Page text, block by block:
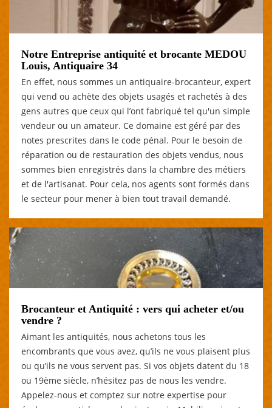
Notre Entreprise antiquité et brocante MEDOU
Louis, Antiquaire 34
En effet, nous sommes un antiquaire-brocanteur, expert
qui vend ou achète des objets usagés et rachetés à des
gens autres que ceux qui l’ont fabriqué tel qu'un simple
vendeur ou un amateur. Ce domaine est géré par des
notes prescrites dans le code pénal. Pour le besoin de
réparation ou de restauration des objets vendus, nous
sommes bien enregistrés dans la chambre des métiers
et de l'artisanat. Pour cela, nos agents sont formés dans
le secteur pour mener à bien tout travail demandé.
Brocanteur et Antiquité : vers qui acheter et/ou
vendre ?
Aimant les antiquités, nous achetons tous les
encombrants que vous avez, qu’ils ne vous plaisent plus
ou qu’ils ne vous servent pas. Si vos objets datent du 18
ou 19ème siècle, n’hésitez pas de nous les vendre.
Appelez-nous et comptez sur notre expertise pour